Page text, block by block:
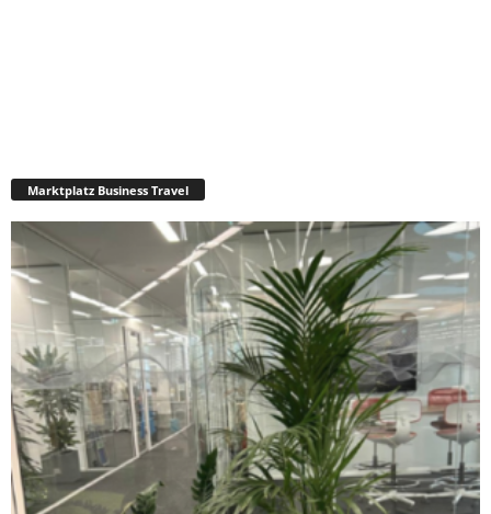
Marktplatz Business Travel